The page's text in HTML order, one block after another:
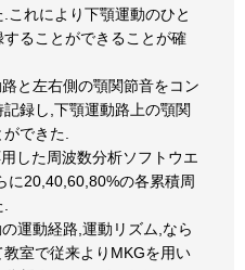
これにより下顎運動のひと
ることができることが確
と左右側の顎関節音をコン
録し,下顎運動路上の顎関
できた.
した周波数分析ソフトウエ
に20,40,60,80%の各累積周
運動経路,運動リズム,なら
室で従来よりMKGを用い